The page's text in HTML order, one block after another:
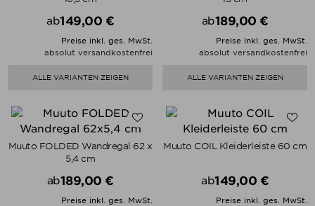
ab
Preis
149,00 €
Preise inkl. ges. MwSt.
absolut versandkostenfrei
ALLE VARIANTEN ZEIGEN
ab
Preis
189,00 €
Preise inkl. ges. MwSt.
absolut versandkostenfrei
ALLE VARIANTEN ZEIGEN
Muuto FOLDED Wandregal 62 x
5,4 cm
ab
Preis
189,00 €
Preise inkl. ges. MwSt.
Muuto COIL Kleiderleiste 60 cm
ab
Preis
149,00 €
Preise inkl. ges. MwSt.